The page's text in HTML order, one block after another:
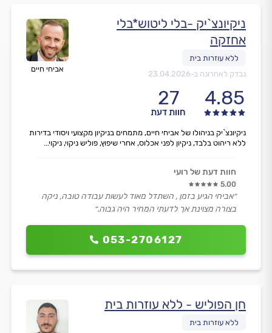
אביחי חיים
ניקיונצ`יק -בלי ליטוש*בלי
אחזקה
נבדק לאחרונה ב-23.04.2026
4.85
27
חוות דעת
053-2706127
ניקיונצ`יק בניהולו של אביחי חיים, מתמחים בניקיון מקצועי ויסודי בדירות
ללא ריהוט בלבד, ניקיון לפני אכלוס, אחרי שיפוץ, פוליש ניקוי, ניקוי...
חוות דעת של רועי
5.00
״אביחי הגיע בזמן , השתדל מאוד לעשות עבודה טובה, ניקה
בצורה מצוינת אך לדעתי המחיר היה גבוה.״
חן הפוליש - ללא עוזרות בית